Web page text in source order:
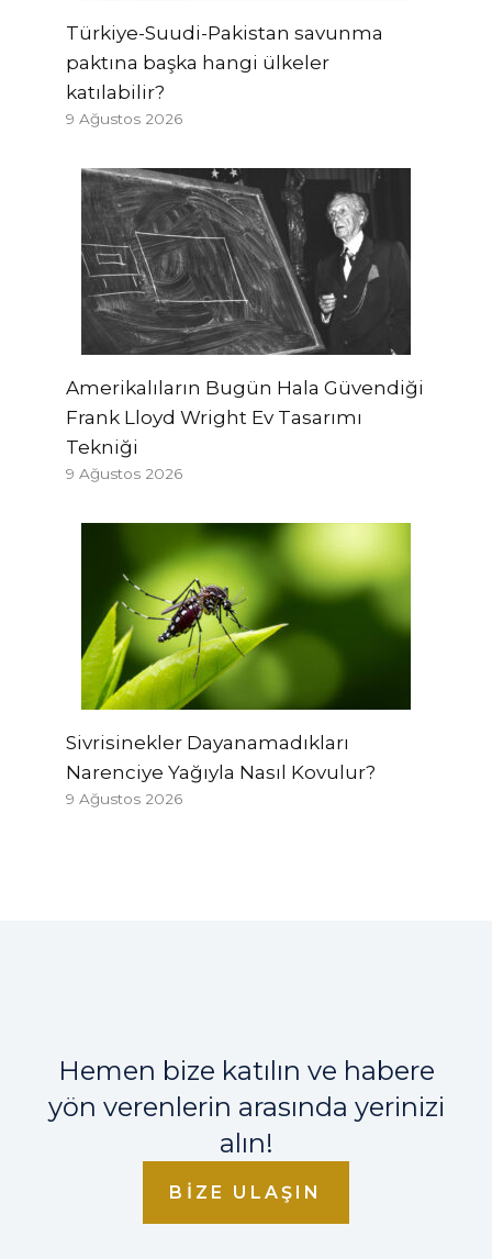
Türkiye-Suudi-Pakistan savunma
paktına başka hangi ülkeler
katılabilir?
9 Ağustos 2026
Amerikalıların Bugün Hala Güvendiği
Frank Lloyd Wright Ev Tasarımı
Tekniği
9 Ağustos 2026
Sivrisinekler Dayanamadıkları
Narenciye Yağıyla Nasıl Kovulur?
9 Ağustos 2026
Hemen bize katılın ve habere
yön verenlerin arasında yerinizi
alın!
BIZE ULAŞIN